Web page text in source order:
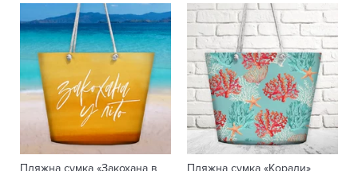
Пляжна сумка «Закохана в
Пляжна сумка «Корали»